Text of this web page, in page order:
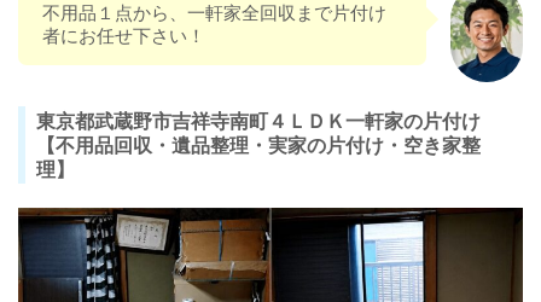
不用品１点から、一軒家全回収まで片付け
者にお任せ下さい！
東京都武蔵野市吉祥寺南町４ＬＤＫ一軒家の片付け
【不用品回収・遺品整理・実家の片付け・空き家整
理】